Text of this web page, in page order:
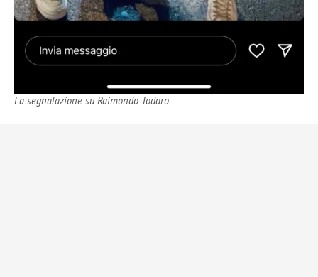
La segnalazione su Raimondo Todaro